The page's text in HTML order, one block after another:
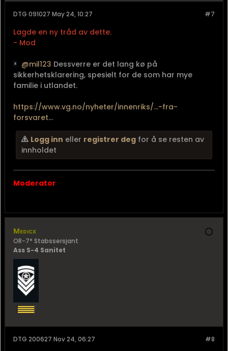
#7
DTG 091027 May 24, 10:27
Lagde en ny tråd av dette.
- Mod
mil123 Dessverre er det lang kø på
sikkerhetsklarering, spesielt for de som har mye
familie i utlandet.
https://www.vg.no/nyheter/innenriks/...-fra-
forsvaret...
Logg inn eller registrer deg for å se resten av
innholdet
Moderator
Medicx
OR-7* Stabssersjant
Ass S-4 Sanitet
#8
DTG 200627 Nov 24, 06:27